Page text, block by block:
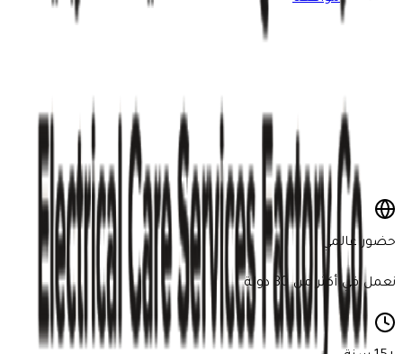
اشترك في نشرتنا الإخبارية للحصول على آخر المستجدات ورؤى
الصناعة
اشترك الآن
حضور عالمي
نعمل في أكثر من 30 دولة